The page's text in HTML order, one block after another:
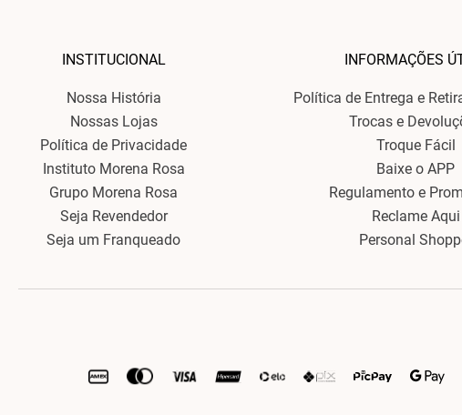
INSTITUCIONAL
Nossa História
Nossas Lojas
Política de Privacidade
Instituto Morena Rosa
Grupo Morena Rosa
Seja Revendedor
Seja um Franqueado
INFORMAÇÕES
Política de Entrega e
Trocas e
Troque Fácil
Baixe o APP
Regulamento e
Reclame Aqui
Personal